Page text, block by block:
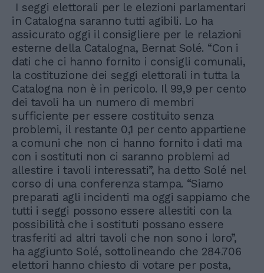
I seggi elettorali per le elezioni parlamentari
in Catalogna saranno tutti agibili. Lo ha
assicurato oggi il consigliere per le relazioni
esterne della Catalogna, Bernat Solé. “Con i
dati che ci hanno fornito i consigli comunali,
la costituzione dei seggi elettorali in tutta la
Catalogna non è in pericolo. Il 99,9 per cento
dei tavoli ha un numero di membri
sufficiente per essere costituito senza
problemi, il restante 0,1 per cento appartiene
a comuni che non ci hanno fornito i dati ma
con i sostituti non ci saranno problemi ad
allestire i tavoli interessati”, ha detto Solé nel
corso di una conferenza stampa. “Siamo
preparati agli incidenti ma oggi sappiamo che
tutti i seggi possono essere allestiti con la
possibilità che i sostituti possano essere
trasferiti ad altri tavoli che non sono i loro”,
ha aggiunto Solé, sottolineando che 284.706
elettori hanno chiesto di votare per posta,